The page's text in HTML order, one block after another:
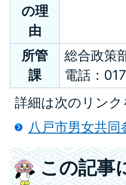
の理
由
所管
課
総合政策
電話：
詳細は次のリン
八戸市男女共同
この記事